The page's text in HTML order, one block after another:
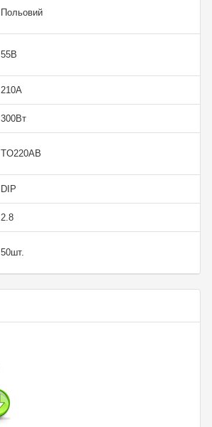
Польовий
55В
210А
300Вт
TO220AB
DIP
2.8
50шт.